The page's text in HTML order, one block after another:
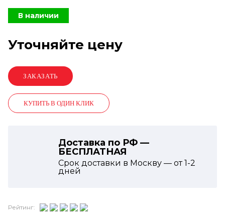
В наличии
Уточняйте цену
КУПИТЬ В ОДИН КЛИК
Доставка по РФ —
БЕСПЛАТНАЯ
Срок доставки в Москву — от1-2
дней
Рейтинг: